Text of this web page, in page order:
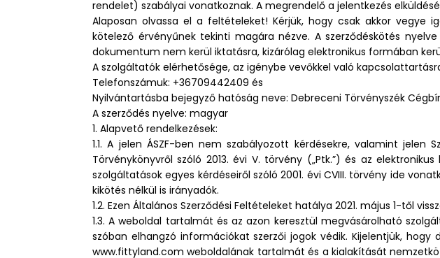
rendelet) szabályai vonatkoznak. A megrendelő a jelentkezés
Alaposan olvassa el a feltételeket! Kérjük, hogy csak akkor vegye
kötelező érvényűnek tekinti magára nézve. A szerződéskötés
dokumentum nem kerül iktatásra, kizárólag elektronikus formában
A szolgáltatók elérhetősége, az igénybe vevőkkel való
Telefonszámuk: +36709442409 és
Nyilvántartásba bejegyző hatóság neve: Debreceni Törvényszék
A szerződés nyelve: magyar
1. Alapvető rendelkezések:
1.1. A jelen ÁSZF-ben nem szabályozott kérdésekre, valamint
Törvénykönyvről szóló 2013. évi V. törvény („Ptk.”) és az
szolgáltatások egyes kérdéseiről szóló 2001. évi CVIII. törvény ide
kikötés nélkül is irányadók.
1.2. Ezen Általános Szerződési Feltételeket hatálya 2021. május 1-től
1.3. A weboldal tartalmát és az azon keresztül megvásárolható
szóban elhangzó információkat szerzői jogok védik. Kijelentjük,
www.fittyland.com weboldalának tartalmát és a kialakítását